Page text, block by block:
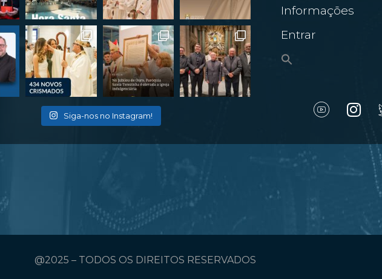
Siga-nos no Instagram!
Informações
Entrar
@2025 – TODOS OS DIREITOS RESERVADOS